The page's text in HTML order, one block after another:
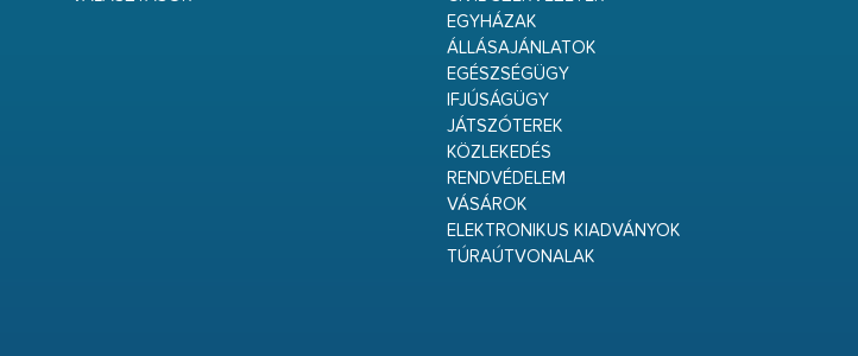
EGYHÁZAK
ÁLLÁSAJÁNLATOK
EGÉSZSÉGÜGY
IFJÚSÁGÜGY
JÁTSZÓTEREK
KÖZLEKEDÉS
RENDVÉDELEM
VÁSÁROK
ELEKTRONIKUS KIADVÁNYOK
TÚRAÚTVONALAK